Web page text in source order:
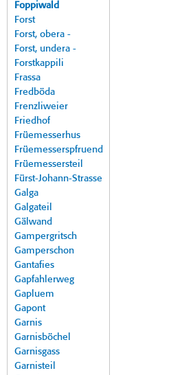
Foppiwald
Forst
Forst, obera -
Forst, undera -
Forstkappili
Frassa
Fredböda
Frenzliweier
Friedhof
Früemesserhus
Früemesserspfruend
Früemessersteil
Fürst-Johann-Strasse
Galga
Galgateil
Gälwand
Gampergritsch
Gamperschon
Gantafies
Gapfahlerweg
Gapluem
Gapont
Garnis
Garnisböchel
Garnisgass
Garnisteil